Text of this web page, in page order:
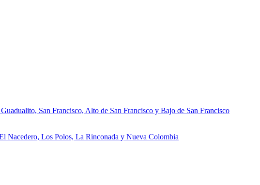
San Francisco, Alto de San Francisco y Bajo de San Francisco
Nacedero, Los Polos, La Rinconada y Nueva Colombia